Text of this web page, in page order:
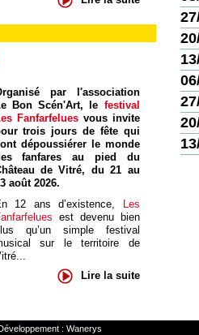
par l'association
Bon Scén'Art, le festival
Fanfarfelues vous invite
trois jours de fête qui
dépoussiérer le monde
fanfares au pied du
de Vitré, du 21 au
août 2026.
12 ans d’existence, Les
est devenu bien
qu’un simple festival
sur le territoire de
Lire la suite
: Wanerys